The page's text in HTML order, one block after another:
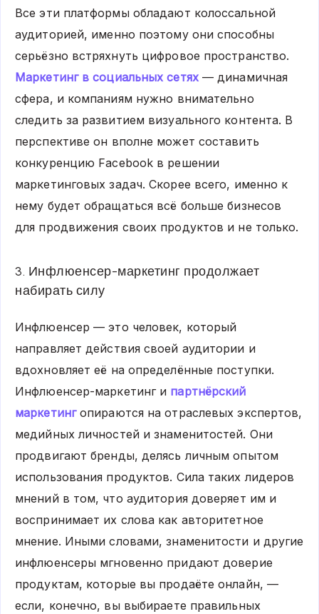
Все эти платформы обладают колоссальной
аудиторией, именно поэтому они способны
серьёзно встряхнуть цифровое пространство.
Маркетинг в социальных сетях— динамичная
сфера, и компаниям нужно внимательно
следить за развитием визуального контента. В
перспективе он вполне может составить
конкуренцию Facebook в решении
маркетинговых задач. Скорее всего, именно к
нему будет обращаться всё больше бизнесов
для продвижения своих продуктов и не только.
3. Инфлюенсер-маркетинг продолжает
набирать силу
Инфлюенсер — это человек, который
направляет действия своей аудитории и
вдохновляет её на определённые поступки.
Инфлюенсер-маркетинг и партнёрский
маркетингопираются на отраслевых экспертов,
медийных личностей и знаменитостей. Они
продвигают бренды, делясь личным опытом
использования продуктов. Сила таких лидеров
мнений в том, что аудитория доверяет им и
воспринимает их слова как авторитетное
мнение. Иными словами, знаменитости и другие
инфлюенсеры мгновенно придают доверие
продуктам, которые вы продаёте онлайн, —
если, конечно, вы выбираете правильных